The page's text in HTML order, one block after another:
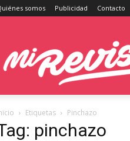
somos Publicidad Contacto
Etiquetas Pinchazo
pinchazo